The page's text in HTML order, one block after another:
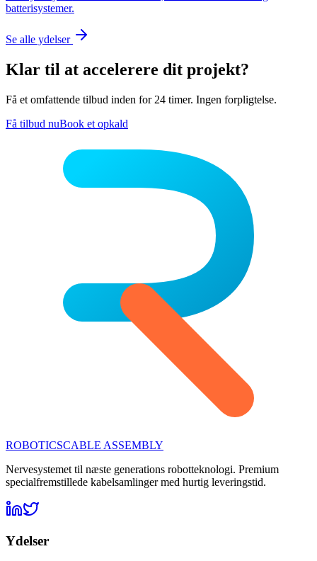
batterisystemer.
Se alle ydelser
Klar til at accelerere dit projekt?
Få et omfattende tilbud inden for 24 timer. Ingen forpligtelse.
Få tilbud nuBook et opkald
ROBOTICSCABLE ASSEMBLY
Nervesystemet til næste generations robotteknologi. Premium
specialfremstillede kabelsamlinger med hurtig leveringstid.
Ydelser